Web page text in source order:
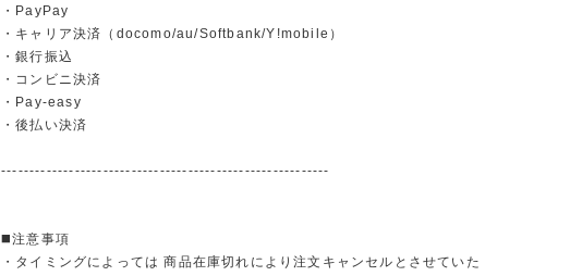
・PayPay
・キャリア決済（docomo/au/Softbank/Y!mobile）
・銀行振込
・コンビニ決済
・Pay-easy
・後払い決済
----------------------------------------------------------
◼️注意事項
・タイミングによっては 商品在庫切れにより注文キャンセルとさせていた